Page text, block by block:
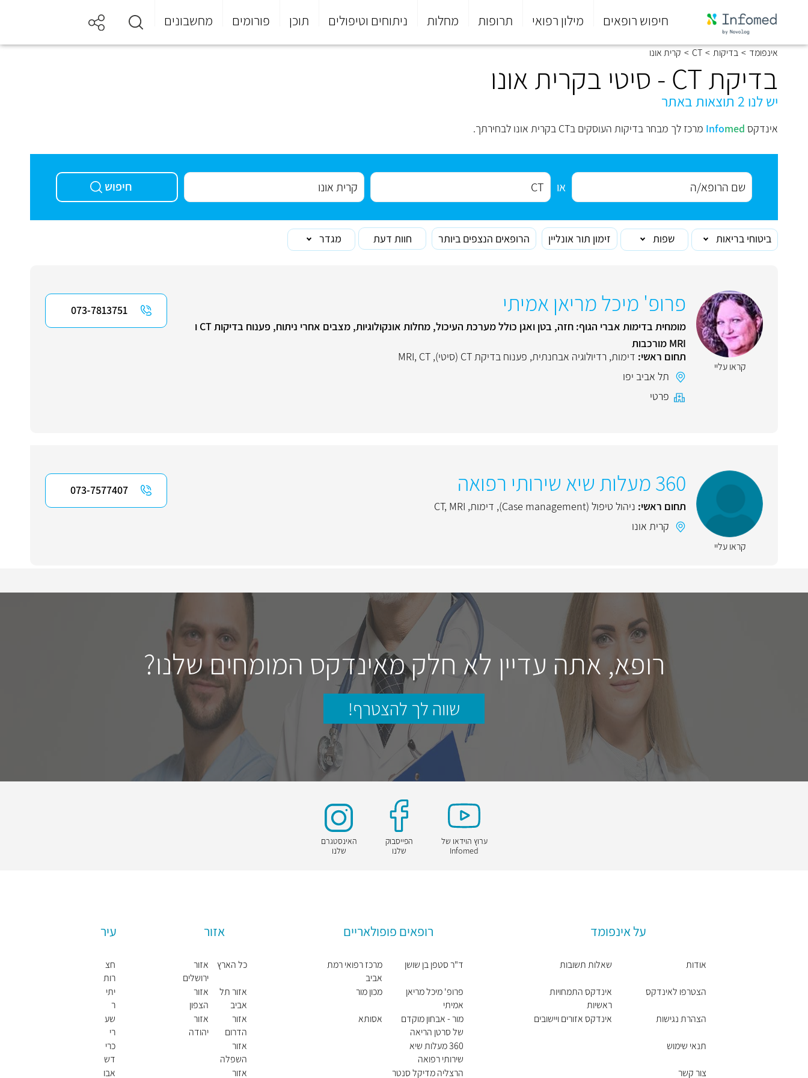
חיפוש רופאים מילון רפואי תרופות מחלות ניתוחים וטיפולים תוכן פורומים מחשבונים
סוף
התפריט
אינפומד > בדיקות >
CT
> קרית אונו
בדיקת CT - סיטי בקרית אונו
יש לנו 2 תוצאות באתר
אינדקס Infomed מרכז לך מבחר בדיקות העוסקים בCT בקרית אונו לבחירתך.
או חיפוש
ביטוחי בריאות שפות זימון תור אונליין הרופאים הנצפים ביותר חוות דעת מגדר
קראו עליי
פרופ' מיכל מריאן אמיתי
מומחית בדימות אברי הגוף: חזה, בטן ואגן כולל מערכת העיכול, מחלות אונקולוגיות, מצבים אחרי ניתוח, פענוח בדיקות CT ו
MRI מורכבות
תחום ראשי: דימות, רדיולוגיה אבחנתית, פענוח בדיקת CT (סיטי) ,
MRI, CT
תל אביב יפו
פרטי
073-7813751
קראו עליי
360 מעלות שיא שירותי רפואה
תחום ראשי: ניהול טיפול (Case management) , דימות,
CT, MRI
קרית אונו
073-7577407
רופא, אתה עדיין לא חלק מאינדקס המומחים שלנו?
שווה לך להצטרף!
ערוץ הוידאו של
Infomed
הפייסבוק
שלנו
האינסטגרם
שלנו
על אינפומד
אודות
הצטרפו לאינדקס
הצהרת נגישות
תנאי שימוש
צור קשר
שאלות תשובות
אינדקס התמחויות
ראשיות
אינדקס אזורים ויישובים
רופאים פופולאריים
ד"ר סטפן בן שושן
פרופ' מיכל מריאן
אמיתי
מור - אבחון מוקדם
של סרטן הריאה
360 מעלות שיא
שירותי רפואה
הרצליה מדיקל סנטר
מרכז רפואי רמת
אביב
מכון מור
אסותא
אזור
כל הארץ
אזור תל
אביב
אזור
הדרום
אזור
השפלה
אזור
אזור
ירושלים
אזור
הצפון
אזור
יהודה
עיר
חצ
רות
חול
דה
יתי
ר
שע
רי
תקו
וה
כרי
דש
א
אבו